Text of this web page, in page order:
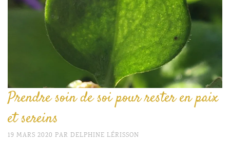
Prendre soin de soi pour rester en paix
et sereins
19 MARS 2020 PAR DELPHINE LÉRISSON